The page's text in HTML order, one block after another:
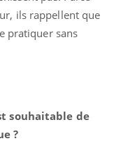
ils rappellent que
pratiquer sans
souhaitable de
?